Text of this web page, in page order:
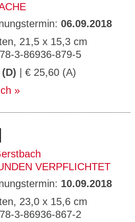
06.09.2018
21,5 x 15,3 cm
3-86936-879-5
| € 25,60 (A)
VERPFLICHTET
10.09.2018
23,0 x 15,6 cm
3-86936-867-2